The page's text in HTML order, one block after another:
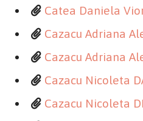
Catea Daniela
Cazacu Adriana
Cazacu Adriana
Cazacu Nicoleta
Cazacu Nicoleta